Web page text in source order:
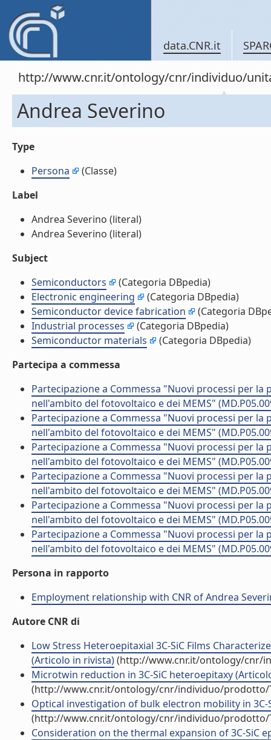
data.CNR.it
http://www.cnr.it/ontology/cnr/individuo/
Andrea Severino
Type
Persona
(Classe)
Label
Andrea Severino (literal)
Andrea Severino (literal)
Subject
Semiconductors
(Categoria DBpedia)
Electronic engineering
(Categoria DBpedia)
Semiconductor device fabrication
(Categoria
Industrial processes
(Categoria DBpedia)
Semiconductor materials
(Categoria DBpedia)
Partecipa a commessa
Partecipazione a Commessa "Nuovi processi per
nell'ambito del fotovoltaico e dei MEMS"
Partecipazione a Commessa "Nuovi processi per
nell'ambito del fotovoltaico e dei MEMS"
Partecipazione a Commessa "Nuovi processi per
nell'ambito del fotovoltaico e dei MEMS"
Partecipazione a Commessa "Nuovi processi per
nell'ambito del fotovoltaico e dei MEMS"
Partecipazione a Commessa "Nuovi processi per
nell'ambito del fotovoltaico e dei MEMS"
Partecipazione a Commessa "Nuovi processi per
nell'ambito del fotovoltaico e dei MEMS"
Persona in rapporto
Employment relationship with CNR of Andrea
Autore CNR di
Low Stress Heteroepitaxial 3C-SiC Films
(Articolo in rivista)(http://www.cnr.it/ontology/cnr/
Microtwin reduction in 3C-SiC heteroepitaxy
(http://www.cnr.it/ontology/cnr/individuo/prodotto/
Optical investigation of bulk electron mobility in
(http://www.cnr.it/ontology/cnr/individuo/prodotto/
Consideration on the thermal expansion of 3C-SiC